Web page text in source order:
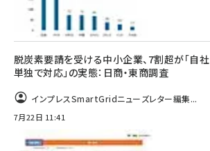
脱炭素要請を受ける中小企業、7割超が「自社
単独で対応」の実態：日商・東商調査
インプレスSmartGridニューズレター編集...
7月22日 11:41